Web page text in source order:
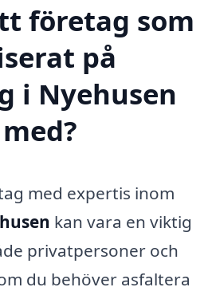
företag som
på
i Nyehusen
med expertis inom
kan vara en viktig
privatpersoner och
du behöver asfaltera